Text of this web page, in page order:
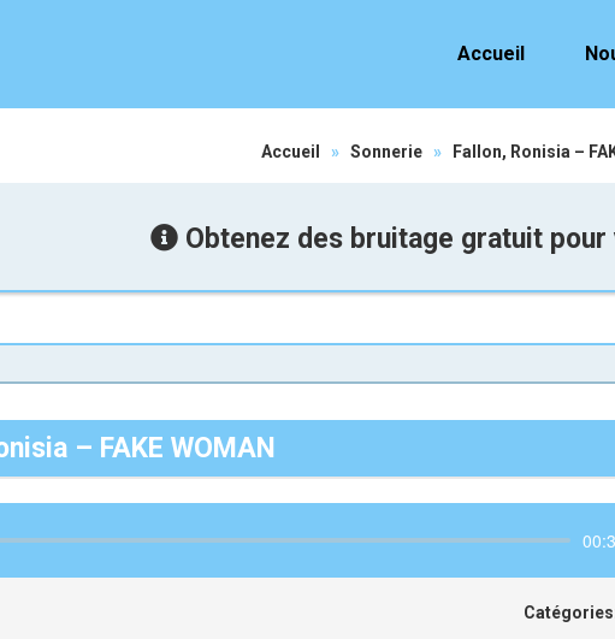
Accueil
Accueil » Sonnerie » Fallon, Ronisia –
Obtenez des bruitage gratuit
– FAKE WOMAN